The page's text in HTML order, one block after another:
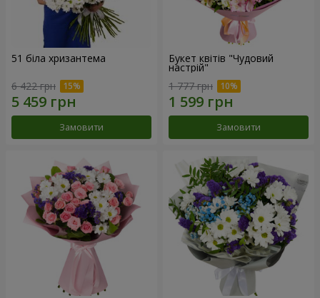
51 біла хризантема
6 422 грн
Замовити
Букет квітів "Чудовий
настрій"
1 777 грн
Замовити